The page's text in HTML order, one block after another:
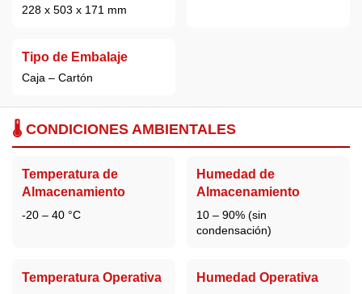
228 x 503 x 171 mm
Tipo de Embalaje
Caja – Cartón
🌡️ CONDICIONES AMBIENTALES
Temperatura de
Almacenamiento
-20 – 40 °C
Humedad de
Almacenamiento
10 – 90% (sin
condensación)
Temperatura Operativa Humedad Operativa